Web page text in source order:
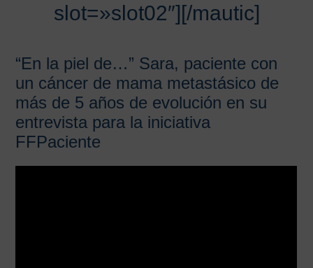
slot=»slot02″][/mautic]
“En la piel de…” Sara, paciente con
un cáncer de mama metastásico de
más de 5 años de evolución en su
entrevista para la iniciativa
FFPaciente